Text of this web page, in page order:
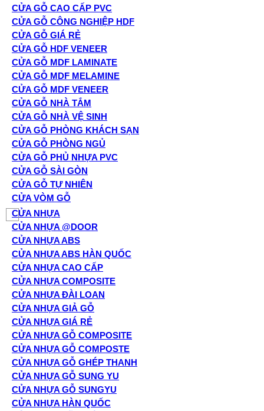
CỬA GỖ CAO CẤP PVC
CỬA GỖ CÔNG NGHIỆP HDF
CỬA GỖ GIÁ RẺ
CỬA GỖ HDF VENEER
CỬA GỖ MDF LAMINATE
CỬA GỖ MDF MELAMINE
CỬA GỖ MDF VENEER
CỬA GỖ NHÀ TẮM
CỬA GỖ NHÀ VỆ SINH
CỬA GỖ PHÒNG KHÁCH SẠN
CỬA GỖ PHÒNG NGỦ
CỬA GỖ PHỦ NHỰA PVC
CỬA GỖ SÀI GÒN
CỬA GỖ TỰ NHIÊN
CỬA VÒM GỖ
CỬA NHỰA
CỬA NHỰA @DOOR
CỬA NHỰA ABS
CỬA NHỰA ABS HÀN QUỐC
CỬA NHỰA CAO CẤP
CỬA NHỰA COMPOSITE
CỬA NHỰA ĐÀI LOAN
CỬA NHỰA GIẢ GỖ
CỬA NHỰA GIÁ RẺ
CỬA NHỰA GỖ COMPOSITE
CỬA NHỰA GỖ COMPOSTE
CỬA NHỰA GỖ GHÉP THANH
CỬA NHỰA GỖ SUNG YU
CỬA NHỰA GỖ SUNGYU
CỬA NHỰA HÀN QUỐC